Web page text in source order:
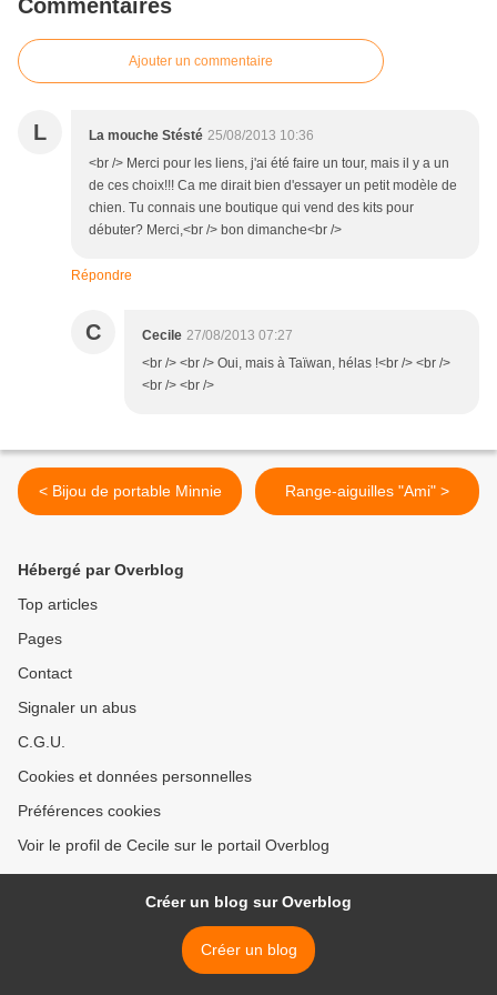
Commentaires
Ajouter un commentaire
L La mouche Stésté 25/08/2013 10:36
<br /> Merci pour les liens, j'ai été faire un tour, mais il y a un
de ces choix!!! Ca me dirait bien d'essayer un petit modèle de
chien. Tu connais une boutique qui vend des kits pour
débuter? Merci,<br /> bon dimanche<br />
Répondre
C Cecile 27/08/2013 07:27
<br /> <br /> Oui, mais à Taïwan, hélas !<br /> <br />
<br /> <br />
< Bijou de portable Minnie Range-aiguilles "Ami" >
Hébergé par Overblog
Top articles
Pages
Contact
Signaler un abus
C.G.U.
Cookies et données personnelles
Préférences cookies
Voir le profil de Cecile sur le portail Overblog
Créer un blog sur Overblog
Créer un blog